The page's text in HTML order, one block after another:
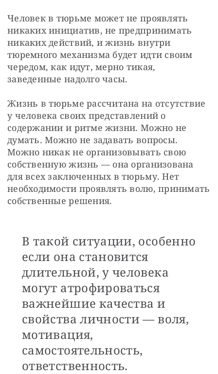
Человек в тюрьме может не проявлять
никаких инициатив, не предпринимать
никаких действий, и жизнь внутри
тюремного механизма будет идти своим
чередом, как идут, мерно тикая,
заведенные надолго часы.
Жизнь в тюрьме рассчитана на отсутствие
у человека своих представлений о
содержании и ритме жизни. Можно не
думать. Можно не задавать вопросы.
Можно никак не организовывать свою
собственную жизнь — она организована
для всех заключенных в тюрьму. Нет
необходимости проявлять волю, принимать
собственные решения.
В такой ситуации, особенно
если она становится
длительной, у человека
могут атрофироваться
важнейшие качества и
свойства личности — воля,
мотивация,
самостоятельность,
ответственность.